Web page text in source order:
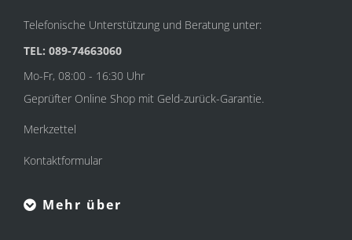
Telefonische Unterstützung und Beratung unter:
TEL: 089-74663060
Mo-Fr, 08:00 - 16:30 Uhr
Geprüfter Online Shop mit Geld-zurück-Garantie.
Merkzettel
Kontaktformular
Mehr über